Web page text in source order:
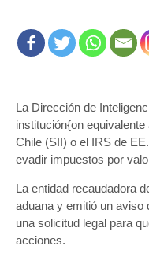
La Dirección de
institución{on
Chile (SII) o el IRS de
evadir impuestos por
La entidad recaudadora
aduana y emitió un aviso
una solicitud legal para
acciones.